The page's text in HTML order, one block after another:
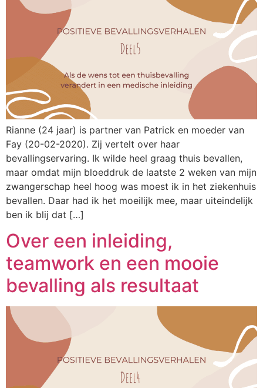
Rianne (24 jaar) is partner van Patrick en moeder van
Fay (20-02-2020). Zij vertelt over haar
bevallingservaring. Ik wilde heel graag thuis bevallen,
maar omdat mijn bloeddruk de laatste 2 weken van mijn
zwangerschap heel hoog was moest ik in het ziekenhuis
bevallen. Daar had ik het moeilijk mee, maar uiteindelijk
ben ik blij dat […]
Over een inleiding,
teamwork en een mooie
bevalling als resultaat